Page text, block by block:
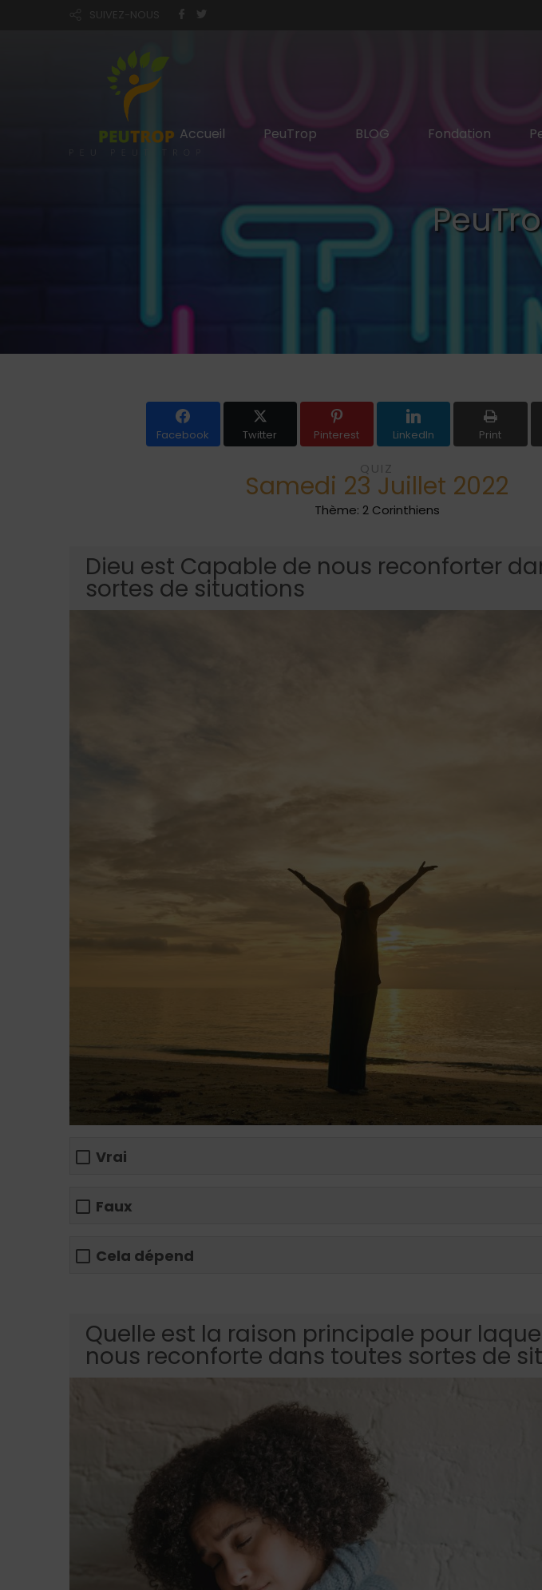
SUIVEZ-NOUS
Accueil PeuTrop BLOG Fondation
Facebook Twitter Pinterest LinkedIn Print
QUIZ
Samedi 23 Juillet 2022
Thème: 2 Corinthiens
Dieu est Capable de nous reconforter
sortes de situations
Vrai
Faux
Cela dépend
Quelle est la raison principale pour
nous reconforte dans toutes sortes de